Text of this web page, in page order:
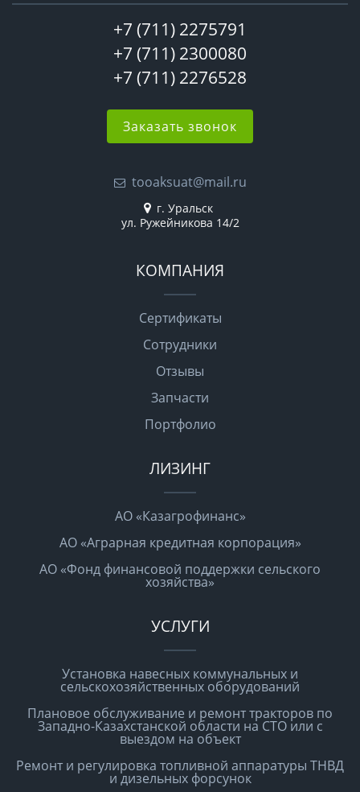
+7 (711) 2275791
+7 (711) 2300080
+7 (711) 2276528
Заказать звонок
tooaksuat@mail.ru
г. Уральск
ул. Ружейникова 14/2
КОМПАНИЯ
Сертификаты
Сотрудники
Отзывы
Запчасти
Портфолио
ЛИЗИНГ
АО «Казагрофинанс»
АО «Аграрная кредитная корпорация»
АО «Фонд финансовой поддержки сельского
хозяйства»
УСЛУГИ
Установка навесных коммунальных и
сельскохозяйственных оборудований
Плановое обслуживание и ремонт тракторов по
Западно-Казахстанской области на СТО или с
выездом на объект
Ремонт и регулировка топливной аппаратуры ТНВД
и дизельных форсунок